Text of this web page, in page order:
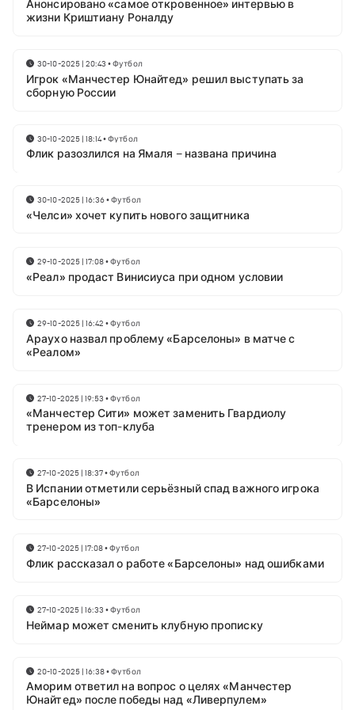
Анонсировано «самое откровенное» интервью в
жизни Криштиану Роналду
30-10-2025 | 20:43 •Футбол
Игрок «Манчестер Юнайтед» решил выступать за
сборную России
30-10-2025 | 18:14•Футбол
Флик разозлился на Ямаля – названа причина
30-10-2025 | 16:36•Футбол
«Челси» хочет купить нового защитника
29-10-2025 | 17:08•Футбол
«Реал» продаст Винисиуса при одном условии
29-10-2025 | 16:42 •Футбол
Араухо назвал проблему «Барселоны» в матче с
«Реалом»
27-10-2025 | 19:53 •Футбол
«Манчестер Сити» может заменить Гвардиолу
тренером из топ-клуба
27-10-2025 | 18:37•Футбол
В Испании отметили серьёзный спад важного игрока
«Барселоны»
27-10-2025 | 17:08•Футбол
Флик рассказал о работе «Барселоны» над ошибками
27-10-2025 | 16:33 •Футбол
Неймар может сменить клубную прописку
20-10-2025 | 16:38•Футбол
Аморим ответил на вопрос о целях «Манчестер
Юнайтед» после победы над «Ливерпулем»